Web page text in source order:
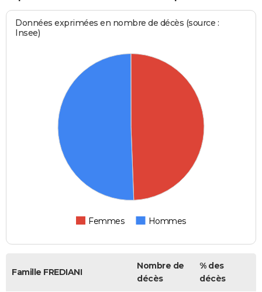
Données exprimées en nombre de décès (source :
Insee)
Femmes Hommes
Famille FREDIANI
Nombre de
décès
% des
décès